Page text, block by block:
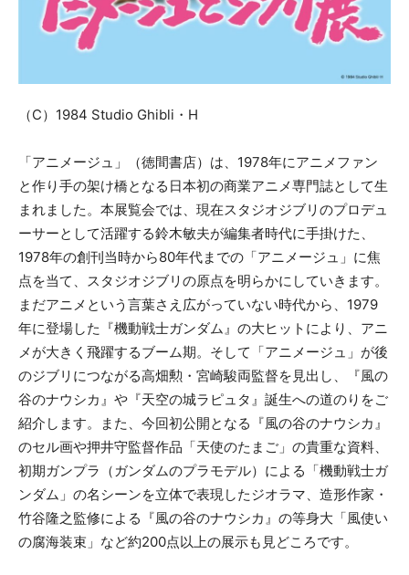
（C）1984 Studio Ghibli・H
「アニメージュ」（徳間書店）は、1978年にアニメファン
と作り手の架け橋となる日本初の商業アニメ専門誌として生
まれました。本展覧会では、現在スタジオジブリのプロデュ
ーサーとして活躍する鈴木敏夫が編集者時代に手掛けた、
1978年の創刊当時から80年代までの「アニメージュ」に焦
点を当て、スタジオジブリの原点を明らかにしていきます。
まだアニメという言葉さえ広がっていない時代から、1979
年に登場した『機動戦士ガンダム』の大ヒットにより、アニ
メが大きく飛躍するブーム期。そして「アニメージュ」が後
のジブリにつながる高畑勲・宮崎駿両監督を見出し、『風の
谷のナウシカ』や『天空の城ラピュタ』誕生への道のりをご
紹介します。また、今回初公開となる『風の谷のナウシカ』
のセル画や押井守監督作品「天使のたまご」の貴重な資料、
初期ガンプラ（ガンダムのプラモデル）による「機動戦士ガ
ンダム」の名シーンを立体で表現したジオラマ、造形作家・
竹谷隆之監修による『風の谷のナウシカ』の等身大「風使い
の腐海装束」など約200点以上の展示も見どころです。